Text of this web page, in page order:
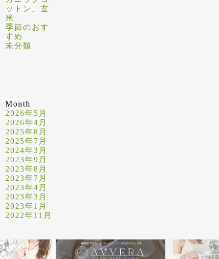
ットン、玄
米
季節のおす
すめ
未分類
Month
2026年5月
2026年4月
2025年8月
2025年7月
2024年3月
2023年9月
2023年8月
2023年7月
2023年4月
2023年3月
2023年1月
2022年11月